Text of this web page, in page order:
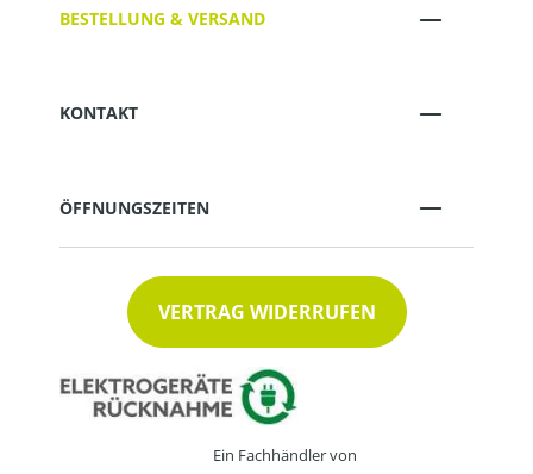
BESTELLUNG & VERSAND
KONTAKT
ÖFFNUNGSZEITEN
VERTRAG WIDERRUFEN
Ein Fachhändler von